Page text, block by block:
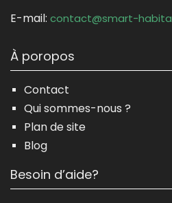
E-mail: contact@smart-
À poropos
Contact
Qui sommes-nous ?
Plan de site
Blog
Besoin d’aide?